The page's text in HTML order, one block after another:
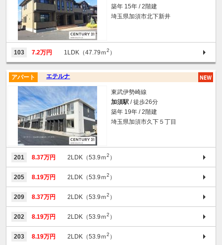
築年 15年 / 2階建
埼玉県加須市北下新井
103 7.2万円 1LDK（47.79ｍ2 ）
エテルナ
アパート
東武伊勢崎線
加須駅 / 徒歩26分
築年 19年 / 2階建
埼玉県加須市久下５丁目
201 8.37万円 2LDK（53.9ｍ2 ）
205 8.19万円 2LDK（53.9ｍ2 ）
209 8.37万円 2LDK（53.9ｍ2 ）
202 8.19万円 2LDK（53.9ｍ2 ）
203 8.19万円 2LDK（53.9ｍ2 ）